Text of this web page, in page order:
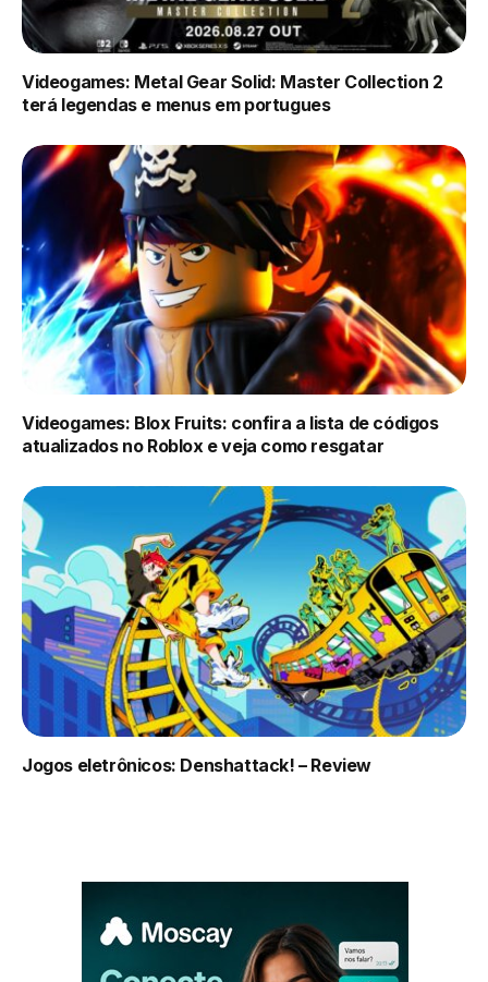
Videogames: Metal Gear Solid: Master Collection 2
terá legendas e menus em portugues
Videogames: Blox Fruits: confira a lista de códigos
atualizados no Roblox e veja como resgatar
Jogos eletrônicos: Denshattack! – Review